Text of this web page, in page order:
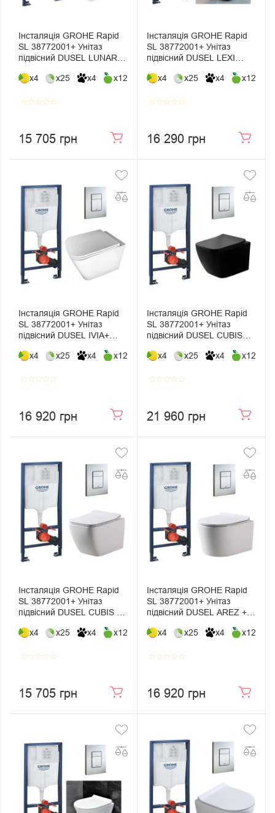
Інсталяція GROHE Rapid
SL 38772001+ Унітаз
підвісний DUSEL LUNAR+
Панель змиву Grohe Skate
x4 x25 x4 x12
star_borderstar_borderstar_borderstar_borderstar_border
15 705 грн
Інсталяція GROHE Rapid
SL 38772001+ Унітаз
підвісний DUSEL LEXI
Slim Soft-Close + Панель
Cosmopolitan
x4 x25 x4 x12
star_borderstar_borderstar_borderstar_borderstar_border
16 290 грн
Інсталяція GROHE Rapid
SL 38772001+ Унітаз
підвісний DUSEL IVIA+
Панель змиву Grohe Skate
x4 x25 x4 x12
star_borderstar_borderstar_borderstar_borderstar_border
16 920 грн
Інсталяція GROHE Rapid
SL 38772001+ Унітаз
підвісний DUSEL CUBIS
Soft-Close + Панель змиву
x4 x25 x4 x12
star_borderstar_borderstar_borderstar_borderstar_border
21 960 грн
Інсталяція GROHE Rapid
SL 38772001+ Унітаз
підвісний DUSEL CUBIS +
Панель змиву Grohe Skate
x4 x25 x4 x12
star_borderstar_borderstar_borderstar_borderstar_border
15 705 грн
Інсталяція GROHE Rapid
SL 38772001+ Унітаз
підвісний DUSEL AREZ +
Панель змиву Grohe Skate
x4 x25 x4 x12
star_borderstar_borderstar_borderstar_borderstar_border
16 920 грн